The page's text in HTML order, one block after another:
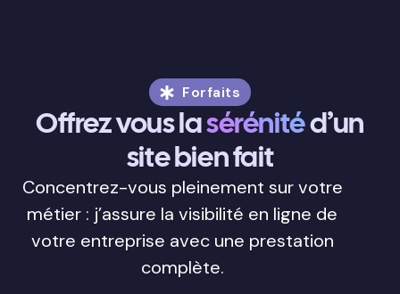
Forfaits
Offrez vous lasérénitéd’un
site bien fait
Concentrez-vous pleinement sur votre
métier : j’assure la visibilité en ligne de
votre entreprise avec une prestation
complète.